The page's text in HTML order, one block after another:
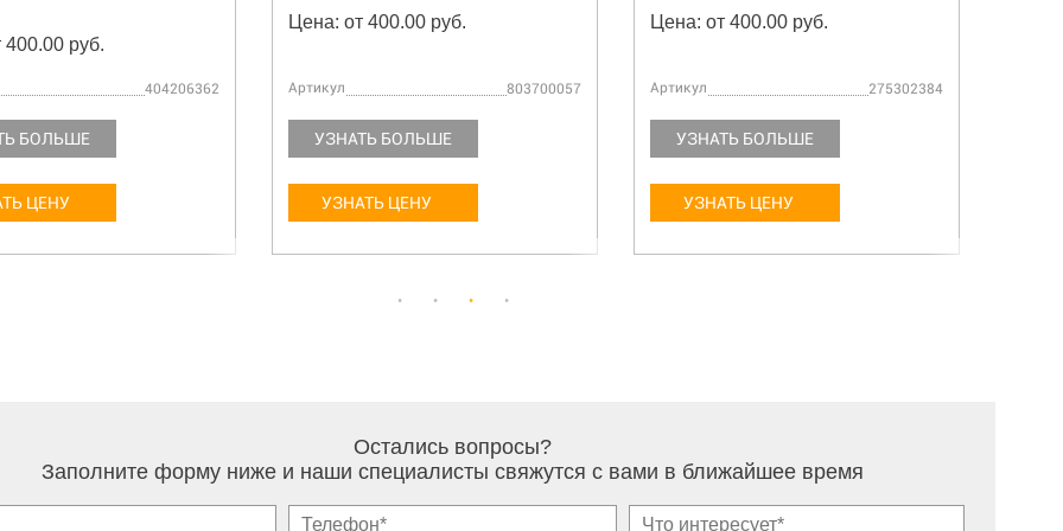
400.00 руб.
404206362
БОЛЬШЕ
ЦЕНУ
Цена: от 400.00 руб.
Артикул 803700057
УЗНАТЬ БОЛЬШЕ
УЗНАТЬ ЦЕНУ
Цена: от 400.00 руб.
Артикул 275302384
УЗНАТЬ БОЛЬШЕ
УЗНАТЬ ЦЕНУ
Остались вопросы?
Заполните форму ниже и наши специалисты свяжутся с вами в ближайшее время